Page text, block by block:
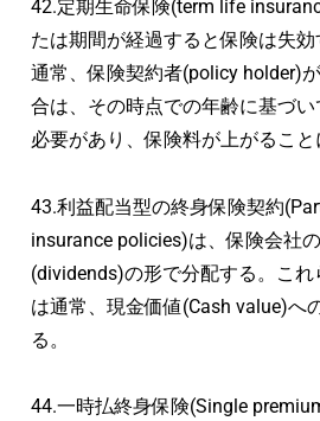
42.定期生命保険(term life
たは期間が経過すると保険は失効
通常、保険契約者(policy holder)
合は、その時点での年齢に基づ
必要があり、保険料が上がること
43.利益配当型の終身保険契約
insurance policies)は、保険会社
(dividends)の形で分配する。こ
は通常、現金価値(Cash value)へ
る。
44.一時払終身保険(Single